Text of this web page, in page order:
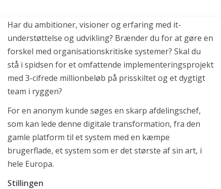
Har du ambitioner, visioner og erfaring med it-
understøttelse og udvikling? Brænder du for at gøre en
forskel med organisationskritiske systemer? Skal du
stå i spidsen for et omfattende implementeringsprojekt
med 3-cifrede millionbeløb på prisskiltet og et dygtigt
team i ryggen?
For en anonym kunde søges en skarp afdelingschef,
som kan lede denne digitale transformation, fra den
gamle platform til et system med en kæmpe
brugerflade, et system som er det største af sin art, i
hele Europa.
Stillingen